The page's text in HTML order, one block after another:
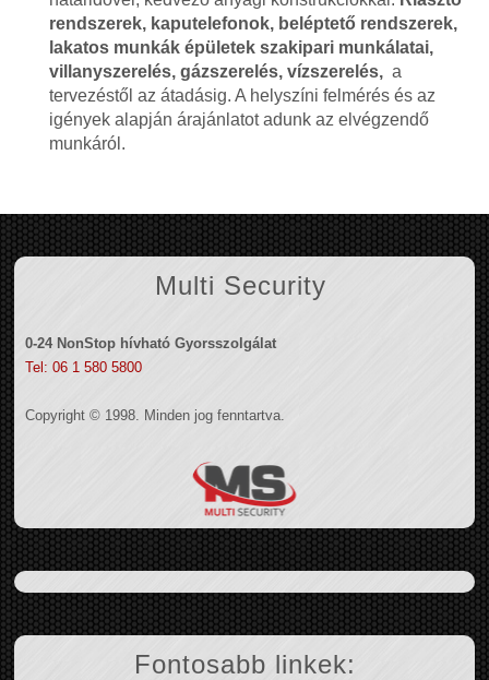
rendszerek, kaputelefonok, beléptető rendszerek,
lakatos munkák épületek szakipari munkálatai,
villanyszerelés, gázszerelés, vízszerelés,a
tervezéstől az átadásig. A helyszíni felmérés és az
igények alapján árajánlatot adunk az elvégzendő
munkáról.
Multi Security
0-24 NonStop hívható Gyorsszolgálat
Tel: 06 1 580 5800
Copyright © 1998. Minden jog fenntartva.
Fontosabb linkek: